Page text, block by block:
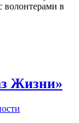
волонтерами в
Жизни»